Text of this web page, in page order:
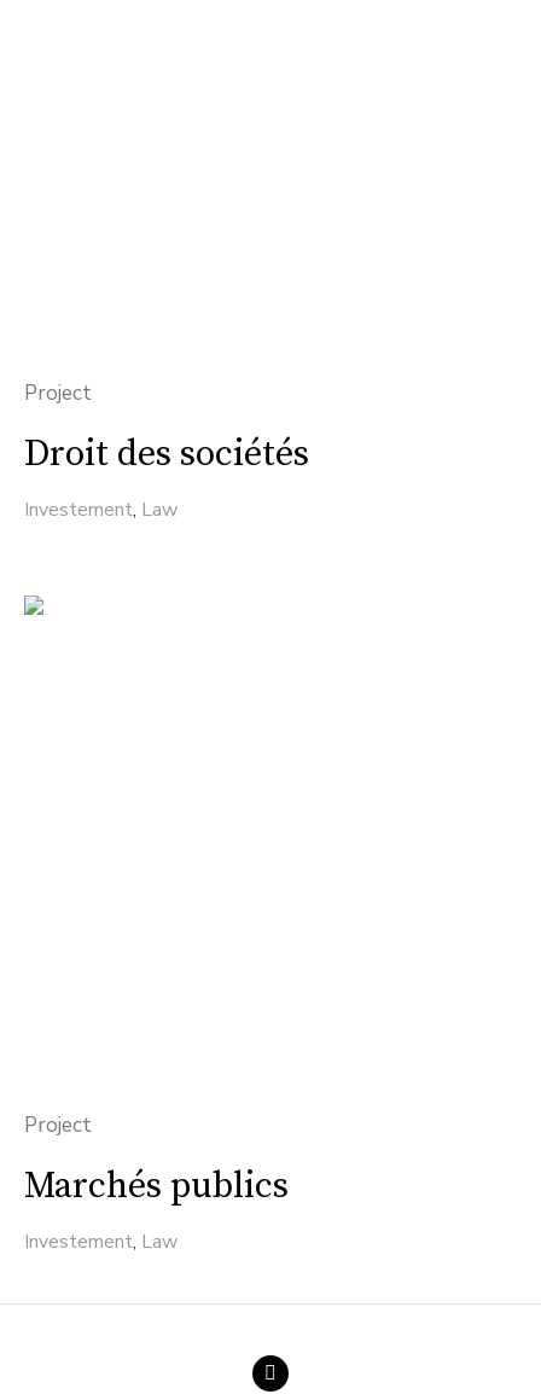
Project
Droit des sociétés
Investement, Law
Project
Marchés publics
Investement, Law